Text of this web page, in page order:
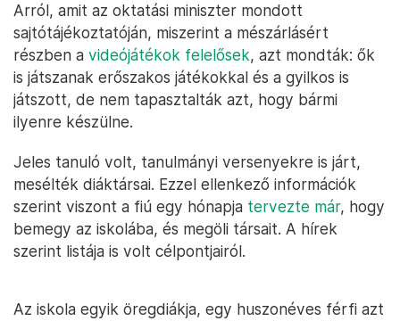
Arról, amit az oktatási miniszter mondott
sajtótájékoztatóján, miszerint a mészárlásért
részben a videójátékok felelősek, azt mondták: ők
is játszanak erőszakos játékokkal és a gyilkos is
játszott, de nem tapasztalták azt, hogy bármi
ilyenre készülne.
Jeles tanuló volt, tanulmányi versenyekre is járt,
mesélték diáktársai. Ezzel ellenkező információk
szerint viszont a fiú egy hónapja tervezte már, hogy
bemegy az iskolába, és megöli társait. A hírek
szerint listája is volt célpontjairól.
Az iskola egyik öregdiákja, egy huszonéves férfi azt